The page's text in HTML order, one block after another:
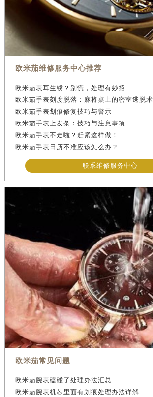
欧米茄维修服务中心推荐
欧米茄表耳生锈？别慌，处理有妙招
欧米茄手表刻度脱落：麻将桌上的密室逃脱术
欧米茄手表划痕修复技巧与警示
欧米茄手表上发条：技巧与注意事项
欧米茄手表不走啦？赶紧这样做！
欧米茄手表日历不准应该怎么办？
联系维修服务中心
欧米茄常见问题
欧米茄腕表磕碰了处理办法汇总
欧米茄腕表机芯里面有划痕处理办法详解